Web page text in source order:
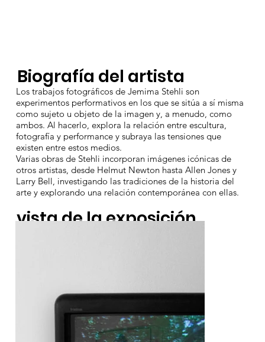
vista de la exposición
Los trabajos fotográficos de Jemima Stehli son
experimentos performativos en los que se sitúa a sí misma
como sujeto u objeto de la imagen y, a menudo, como
ambos. Al hacerlo, explora la relación entre escultura,
fotografía y performance y subraya las tensiones que
existen entre estos medios.
Varias obras de Stehli incorporan imágenes icónicas de
otros artistas, desde Helmut Newton hasta Allen Jones y
Larry Bell, investigando las tradiciones de la historia del
arte y explorando una relación contemporánea con ellas.
Biografía del artista